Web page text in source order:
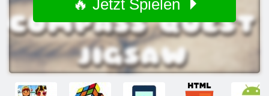
🔥 Jetzt Spielen